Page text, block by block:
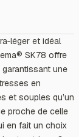
et idéal
SK78 offre
garantissant une
en
et souples qu’un
proche de celle
en fait un choix